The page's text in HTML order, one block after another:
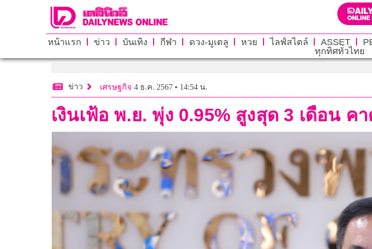
หน้าแรก ข่าว บันเทิง กีฬา ดวง-มูเตลู หวย ไลฟ์สไตล์ ASSET
ทุกทิศทั่วไทย
ข่าว เศรษฐกิจ 4 ธ.ค. 2567 • 14:54 น.
เงินเฟ้อ พ.ย. พุ่ง 0.95% สูงสุด 3 เดือน ค